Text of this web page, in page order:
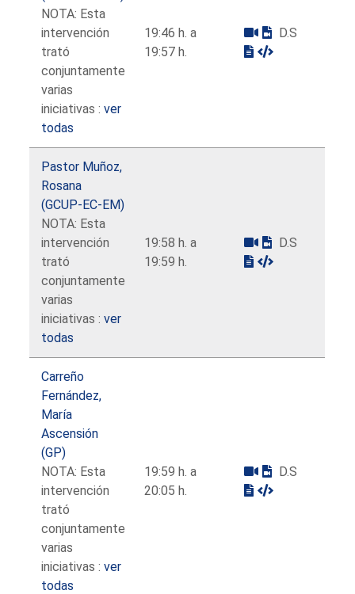
NOTA: Esta
intervención
trató
conjuntamente
varias
iniciativas :ver
todas
19:46 h. a
19:57 h.
D.S
Pastor Muñoz,
Rosana
(GCUP-EC-EM)
NOTA: Esta
intervención
trató
conjuntamente
varias
iniciativas :ver
todas
19:58 h. a
19:59 h.
D.S
Carreño
Fernández,
María
Ascensión
(GP)
NOTA: Esta
intervención
trató
conjuntamente
varias
iniciativas :ver
todas
19:59 h. a
20:05 h.
D.S